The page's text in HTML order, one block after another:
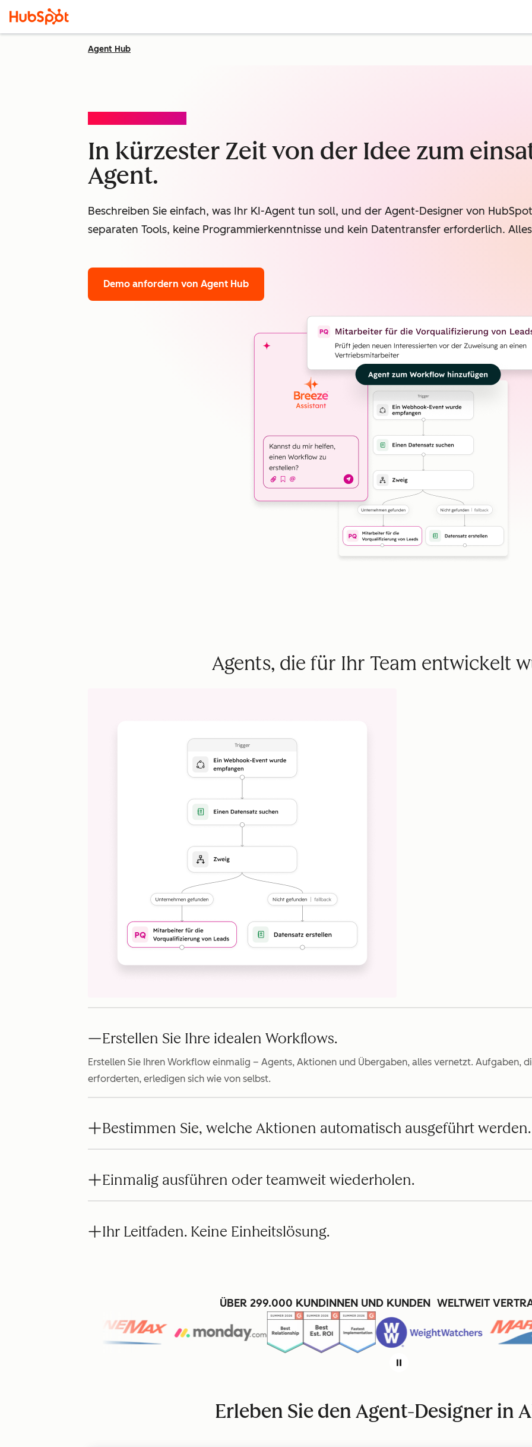
Agent Hub
In kürzester Zeit von der Idee zum
Agent.
Beschreiben Sie einfach, was Ihr KI-Agent tun soll, und der Agent-Designer von
separaten Tools, keine Programmierkenntnisse und kein Datentransfer erforderlich.
Demo anfordern von Agent Hub
Agents, die für Ihr Team entwickelt
Erstellen Sie Ihre idealen Workflows.
Erstellen Sie Ihren Workflow einmalig – Agents, Aktionen und Übergaben, alles vernetzt. Aufgaben,
erforderten, erledigen sich wie von selbst.
Bestimmen Sie, welche Aktionen automatisch ausgeführt werden.
Einmalig ausführen oder teamweit wiederholen.
Ihr Leitfaden. Keine Einheitslösung.
ÜBER 299.000 KUNDINNEN UND KUNDEN WELTWEIT
Erleben Sie den Agent-Designer in